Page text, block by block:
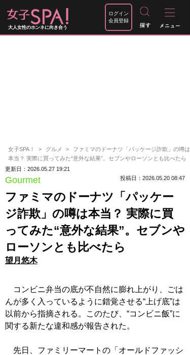
大人女性のホンネに向き合う
ログイン
会員登録
女子SPA！ グルメ
ファミマのドーナツ「パッケージ詐欺」の噂は
本当？ 実際に買ってみた“意外な結果”。セブンやローソンとも比べたら
更新日：2026.05.27 19:21
Gourmet 投稿日：2026.05.20 08:47
ファミマのドーナツ「パッケー
ジ詐欺」の噂は本当？ 実際に買
ってみた“意外な結果”。セブンや
ローソンとも比べたら
望月悠木
コンビニ弁当の底が不自然に膨れ上がり、ごは
んが多く入っているように錯覚させる“上げ底”は
以前から指摘される。このたび、“コンビニ飯”に
関する新たな違和感が報告された。
先日、ファミリーマートの「オールドファッシ